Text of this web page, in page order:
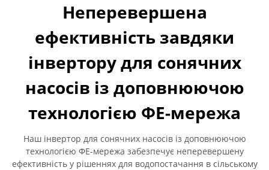
Неперевершена
ефективність завдяки
інвертору для сонячних
насосів із доповнюючою
технологією ФЕ-мережа
Наш інвертор для сонячних насосів із доповнюючою
технологією ФЕ-мережа забезпечує неперевершену
ефективність у рішеннях для водопостачання в сільському